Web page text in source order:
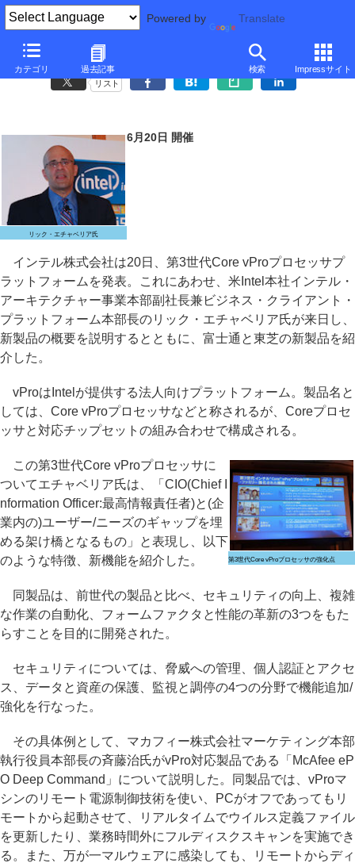
Powered by Translate
カテゴリ 過去記事 検索 Impressサイト
インテル、富士通/東芝のvPro対応Ultrabookを披露
リスト
リック・エチャベリア氏
6月20日 開催
インテル株式会社は20日、第3世代Core vProプロセッサプ
ラットフォームを発表。これにあわせ、米Intel本社インテル・
アーキテクチャー事業本部副社長兼ビジネス・クライアント・
プラットフォーム本部長のリック・エチャベリア氏が来日し、
新製品の概要を説明するとともに、富士通と東芝の新製品を紹
介した。
vProはIntelが提供する法人向けプラットフォーム。製品名と
しては、Core vProプロセッサなどと称されるが、Coreプロセ
ッサと対応チップセットの組み合わせで構成される。
第3世代Core vProプロセッサの強化点
この第3世代Core vProプロセッサに
ついてエチャベリア氏は、「CIO(Chief I
nformation Officer:最高情報責任者)と(企
業内の)ユーザー/ニーズのギャップを埋
める架け橋となるもの」と表現し、以下
のような特徴、新機能を紹介した。
同製品は、前世代の製品と比べ、セキュリティの向上、複雑
な作業の自動化、フォームファクタと性能の革新の3つをもた
らすことを目的に開発された。
セキュリティについては、脅威への管理、個人認証とアクセ
ス、データと資産の保護、監視と調停の4つの分野で機能追加/
強化を行なった。
その具体例として、マカフィー株式会社マーケティング本部
執行役員本部長の斉藤治氏がvPro対応製品である「McAfee eP
O Deep Command」について説明した。同製品では、vProマ
シンのリモート電源制御技術を使い、PCがオフであってもリ
モートから起動させて、リアルタイムでウイルス定義ファイル
を更新したり、業務時間外にフルディスクスキャンを実施でき
る。また、万が一マルウェアに感染しても、リモートからディ